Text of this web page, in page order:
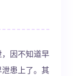
因不知道早
患上了。其